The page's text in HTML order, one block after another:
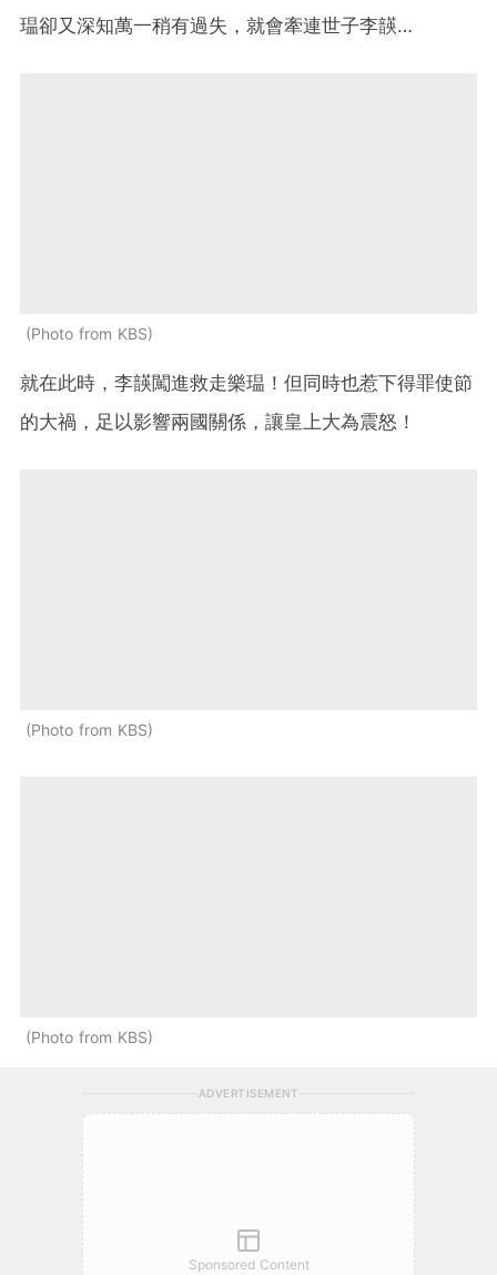
瑥卻又深知萬一稍有過失，就會牽連世子李韺…
Photo from KBS
就在此時，李韺闖進救走樂瑥！但同時也惹下得罪使節
的大禍，足以影響兩國關係，讓皇上大為震怒！
Photo from KBS
Photo from KBS
ADVERTISEMENT
Sponsored Content